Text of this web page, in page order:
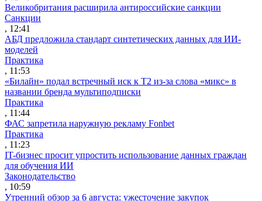
Великобритания расширила антироссийские санкции
Санкции
, 12:41
АБД предложила стандарт синтетических данных для ИИ-
моделей
Практика
, 11:53
«Билайн» подал встречный иск к Т2 из-за слова «микс» в
названии бренда мультиподписки
Практика
, 11:44
ФАС запретила наружную рекламу Fonbet
Практика
, 11:23
IT-бизнес просит упростить использование данных граждан
для обучения ИИ
Законодательство
, 10:59
Утренний обзор за 6 августа: ужесточение закупок